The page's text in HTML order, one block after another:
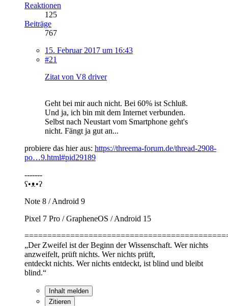
Reaktionen
125
Beiträge
767
15. Februar 2017 um 16:43
#21
Zitat von V8 driver
Geht bei mir auch nicht. Bei 60% ist Schluß.
Und ja, ich bin mit dem Internet verbunden.
Selbst nach Neustart vom Smartphone geht's
nicht. Fängt ja gut an...
probiere das hier aus: https://threema-forum.de/thread-2908-
po…9.html#pid29189
-------
ʕ•ᴥ•ʔ
Note 8 / Android 9
Pixel 7 Pro / GrapheneOS / Android 15
„Der Zweifel ist der Beginn der Wissenschaft. Wer nichts
anzweifelt, prüft nichts. Wer nichts prüft,
entdeckt nichts. Wer nichts entdeckt, ist blind und bleibt
blind.“
Inhalt melden
Zitieren